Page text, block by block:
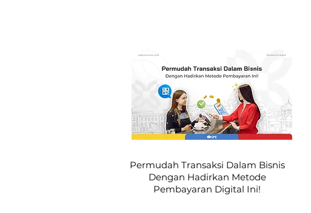
Permudah Transaksi Dalam Bisnis
Dengan Hadirkan Metode
Pembayaran Digital Ini!